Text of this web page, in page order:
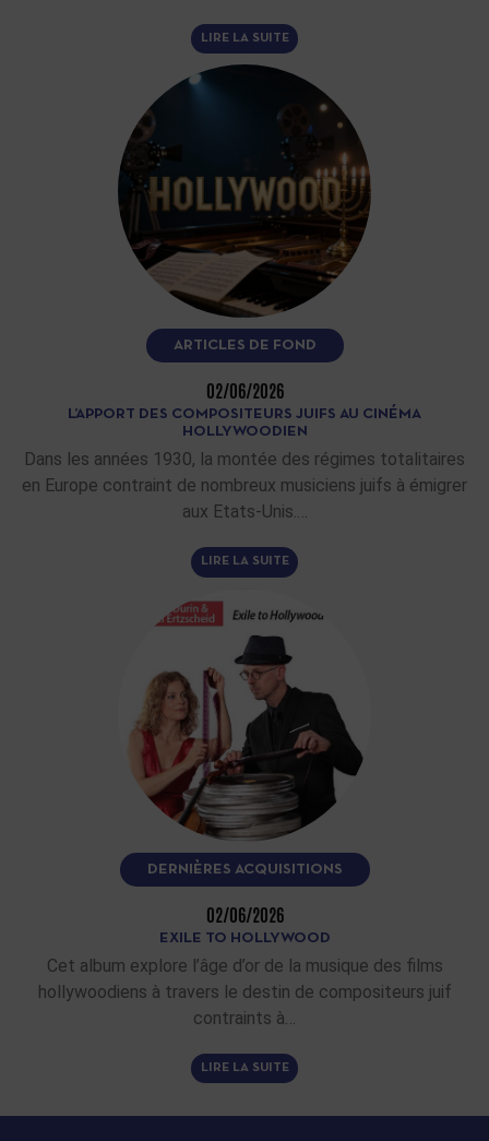
LIRE LA SUITE
ARTICLES DE FOND
02/06/2026
L’APPORT DES COMPOSITEURS JUIFS AU CINÉMA
HOLLYWOODIEN
Dans les années 1930, la montée des régimes totalitaires
en Europe contraint de nombreux musiciens juifs à émigrer
aux Etats-Unis.…
LIRE LA SUITE
DERNIÈRES ACQUISITIONS
02/06/2026
EXILE TO HOLLYWOOD
Cet album explore l’âge d’or de la musique des films
hollywoodiens à travers le destin de compositeurs juif
contraints à…
LIRE LA SUITE